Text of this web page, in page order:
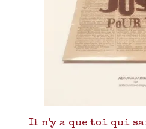
Il n’y a que toi qui